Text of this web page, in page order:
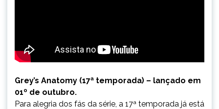
Grey’s Anatomy (17ª temporada) – lançado em
01º de outubro.
Para alegria dos fás da série, a 17ª temporada já está